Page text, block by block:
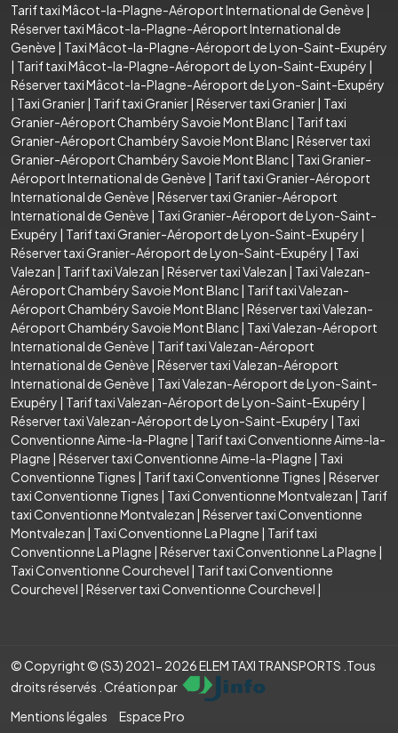
Tarif taxi Mâcot-la-Plagne-Aéroport International de Genève |
Réserver taxi Mâcot-la-Plagne-Aéroport International de
Genève | Taxi Mâcot-la-Plagne-Aéroport de Lyon-Saint-Exupéry
| Tarif taxi Mâcot-la-Plagne-Aéroport de Lyon-Saint-Exupéry |
Réserver taxi Mâcot-la-Plagne-Aéroport de Lyon-Saint-Exupéry
| Taxi Granier| Tarif taxi Granier| Réserver taxi Granier| Taxi
Granier-Aéroport Chambéry Savoie Mont Blanc| Tarif taxi
Granier-Aéroport Chambéry Savoie Mont Blanc| Réserver taxi
Granier-Aéroport Chambéry Savoie Mont Blanc| Taxi Granier-
Aéroport International de Genève | Tarif taxi Granier-Aéroport
International de Genève | Réserver taxi Granier-Aéroport
International de Genève | Taxi Granier-Aéroport de Lyon-Saint-
Exupéry | Tarif taxi Granier-Aéroport de Lyon-Saint-Exupéry |
Réserver taxi Granier-Aéroport de Lyon-Saint-Exupéry | Taxi
Valezan | Tarif taxi Valezan | Réserver taxi Valezan | Taxi Valezan-
Aéroport Chambéry Savoie Mont Blanc| Tarif taxi Valezan-
Aéroport Chambéry Savoie Mont Blanc| Réserver taxi Valezan-
Aéroport Chambéry Savoie Mont Blanc| Taxi Valezan-Aéroport
International de Genève | Tarif taxi Valezan-Aéroport
International de Genève | Réserver taxi Valezan-Aéroport
International de Genève | Taxi Valezan-Aéroport de Lyon-Saint-
Exupéry | Tarif taxi Valezan-Aéroport de Lyon-Saint-Exupéry |
Réserver taxi Valezan-Aéroport de Lyon-Saint-Exupéry | Taxi
Conventionne Aime-la-Plagne | Tarif taxi Conventionne Aime-la-
Plagne | Réserver taxi Conventionne Aime-la-Plagne | Taxi
Conventionne Tignes | Tarif taxi Conventionne Tignes | Réserver
taxi Conventionne Tignes | Taxi Conventionne Montvalezan | Tarif
taxi Conventionne Montvalezan | Réserver taxi Conventionne
Montvalezan | Taxi Conventionne La Plagne | Tarif taxi
Conventionne La Plagne | Réserver taxi Conventionne La Plagne |
Taxi Conventionne Courchevel | Tarif taxi Conventionne
Courchevel | Réserver taxi Conventionne Courchevel |
© Copyright © (S3) 2021- 2026 ELEM TAXI TRANSPORTS .Tous
droits réservés . Création par
Mentions légales
Espace Pro